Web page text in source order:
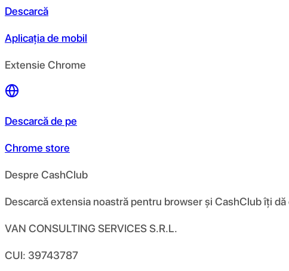
Descarcă
Aplicația de mobil
Extensie Chrome
Descarcă de pe
Chrome store
Despre CashClub
Descarcă extensia noastră pentru browser și CashClub îți
VAN CONSULTING SERVICES S.R.L.
CUI: 39743787